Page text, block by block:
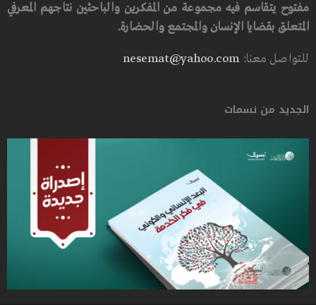
مفتوح يتقاسم فيه مجموعة من المفكرين والباحثين نتاجهم المعرفي
المتعلق بقضايا الإنسان والمجتمع والحضارة.
للتواصل معنا:nesemat@yahoo.com
الجديد من نسمات